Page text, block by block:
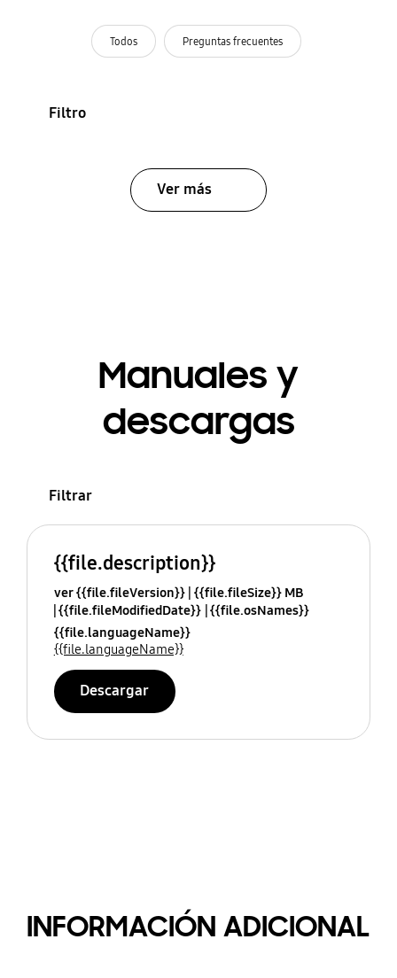
Todos Preguntas frecuentes
Filtro
Ver más
Manuales y
descargas
Filtrar
{{file.description}}
ver {{file.fileVersion}} {{file.fileSize}} MB
{{file.fileModifiedDate}} {{file.osNames}}
{{file.languageName}}
{{file.languageName}}
Descargar
INFORMACIÓN ADICIONAL